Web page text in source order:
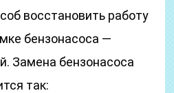
восстановить работу
бензонасоса —
Замена бензонасоса
так: